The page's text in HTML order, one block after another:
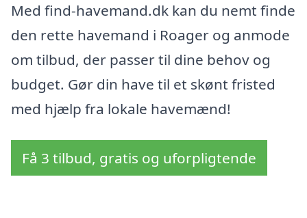
Med find-havemand.dk kan du nemt finde
den rette havemand i Roager og anmode
om tilbud, der passer til dine behov og
budget. Gør din have til et skønt fristed
med hjælp fra lokale havemænd!
Få 3 tilbud, gratis og uforpligtende